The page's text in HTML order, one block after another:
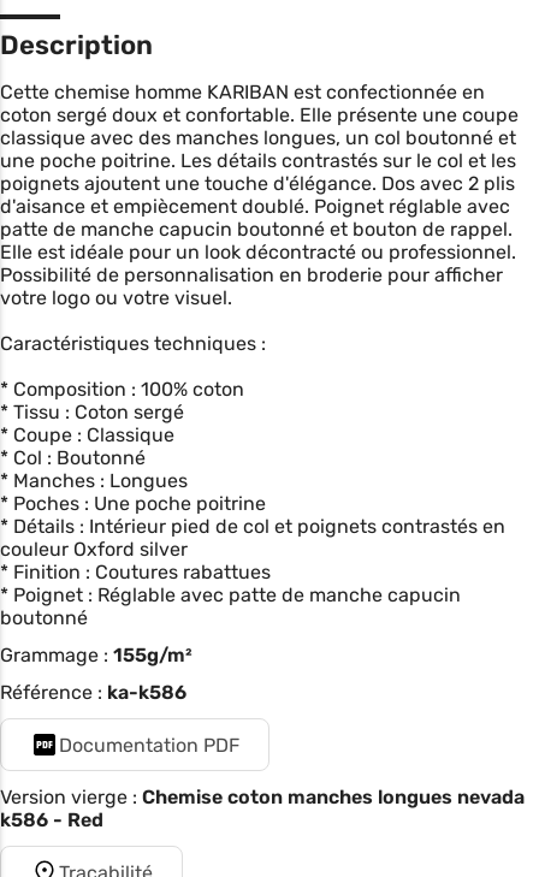
Description
Cette chemise homme KARIBAN est confectionnée en
coton sergé doux et confortable. Elle présente une coupe
classique avec des manches longues, un col boutonné et
une poche poitrine. Les détails contrastés sur le col et les
poignets ajoutent une touche d'élégance. Dos avec 2 plis
d'aisance et empiècement doublé. Poignet réglable avec
patte de manche capucin boutonné et bouton de rappel.
Elle est idéale pour un look décontracté ou professionnel.
Possibilité de personnalisation en broderie pour afficher
votre logo ou votre visuel.
Caractéristiques techniques :
* Composition : 100% coton
* Tissu : Coton sergé
* Coupe : Classique
* Col : Boutonné
* Manches : Longues
* Poches : Une poche poitrine
* Détails : Intérieur pied de col et poignets contrastés en
couleur Oxford silver
* Finition : Coutures rabattues
* Poignet : Réglable avec patte de manche capucin
boutonné
Grammage : 155g/m²
Référence : ka-k586
Documentation PDF
Version vierge : Chemise coton manches longues nevada
k586 - Red